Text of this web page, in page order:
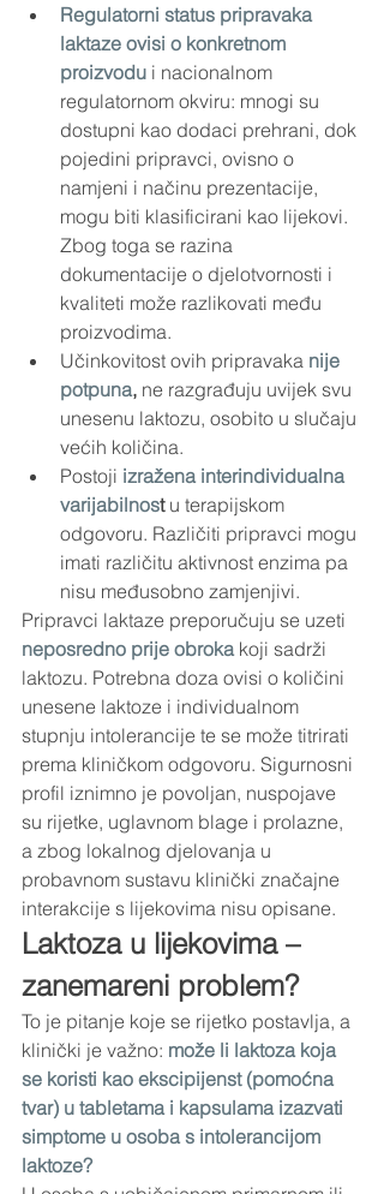
Regulatorni status pripravaka
laktaze ovisi o konkretnom
proizvodu i nacionalnom
regulatornom okviru: mnogi su
dostupni kao dodaci prehrani, dok
pojedini pripravci, ovisno o
namjeni i načinu prezentacije,
mogu biti klasificirani kao lijekovi.
Zbog toga se razina
dokumentacije o djelotvornosti i
kvaliteti može razlikovati među
proizvodima.
Učinkovitost ovih pripravaka nije
potpuna, ne razgrađuju uvijek svu
unesenu laktozu, osobito u slučaju
većih količina.
Postoji izražena interindividualna
varijabilnost u terapijskom
odgovoru. Različiti pripravci mogu
imati različitu aktivnost enzima pa
nisu međusobno zamjenjivi.
Pripravci laktaze preporučuju se uzeti
neposredno prije obroka koji sadrži
laktozu. Potrebna doza ovisi o količini
unesene laktoze i individualnom
stupnju intolerancije te se može titrirati
prema kliničkom odgovoru. Sigurnosni
profil iznimno je povoljan, nuspojave
su rijetke, uglavnom blage i prolazne,
a zbog lokalnog djelovanja u
probavnom sustavu klinički značajne
interakcije s lijekovima nisu opisane.
Laktoza u lijekovima –
zanemareni problem?
To je pitanje koje se rijetko postavlja, a
klinički je važno: može li laktoza koja
se koristi kao ekscipijenst (pomoćna
tvar) u tabletama i kapsulama izazvati
simptome u osoba s intolerancijom
laktoze?